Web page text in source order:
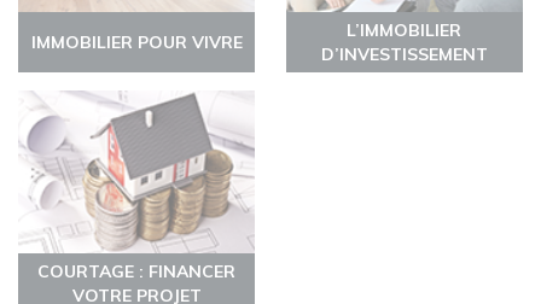
IMMOBILIER POUR VIVRE
L’IMMOBILIER
D’INVESTISSEMENT
COURTAGE : FINANCER
VOTRE PROJET